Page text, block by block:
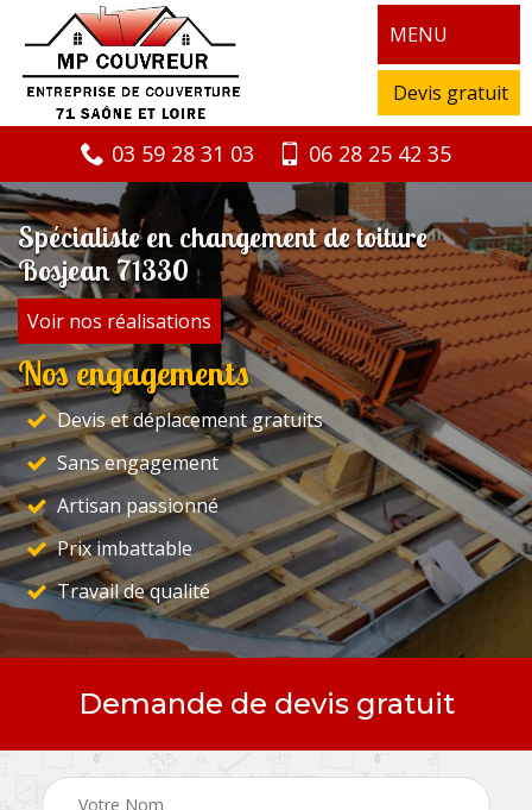
MENU
Devis gratuit
03 59 28 31 03 06 28 25 42 35
Spécialiste en changement de toiture
Bosjean 71330
Voir nos réalisations
Nos engagements
Devis et déplacement gratuits
Sans engagement
Artisan passionné
Prix imbattable
Travail de qualité
Demande de devis gratuit